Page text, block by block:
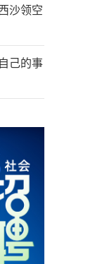
沙领空
己的事